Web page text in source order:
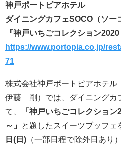
神戸ポートピアホテル
ダイニングカフェSOCO（ソー
『神戸いちごコレクション
https://www.portopia.co.jp/
71
株式会社神戸ポートピアホテル
伊藤 剛）では、ダイニングカ
て、
「神戸いちごコレクショ
～」
と題したスイーツブッフェ
日(日) （一部日程で除外日あり